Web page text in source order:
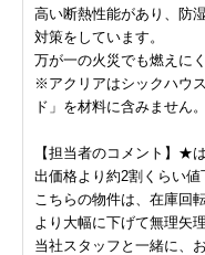
高い断熱性能があり、防
対策をしています。
万が一の火災でも燃えに
※アクリアはシックハウ
ド」を材料に含みません。
【担当者のコメント】★
出価格より約2割くらい値
こちらの物件は、在庫回
より大幅に下げて無理矢
当社スタッフと一緒に、